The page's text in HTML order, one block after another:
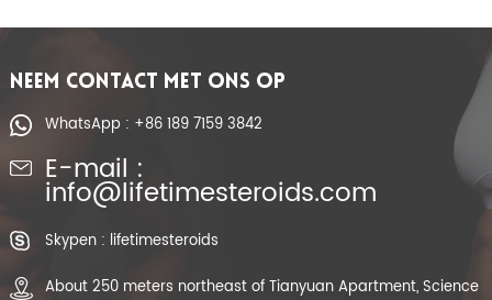
NEEM CONTACT MET ONS OP
WhatsApp : +86 189 7159 3842
E-mail :
info@lifetimesteroids.com
Skypen : lifetimesteroids
About 250 meters northeast of Tianyuan Apartment, Science